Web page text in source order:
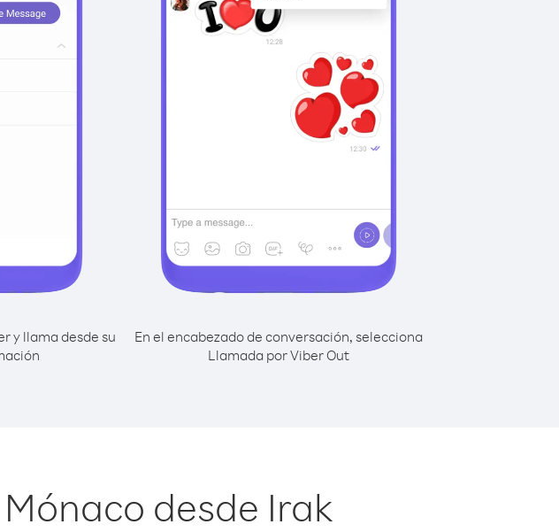
y llama desde su
En el encabezado de conversación, selecciona
Llamada por Viber Out
desde Irak